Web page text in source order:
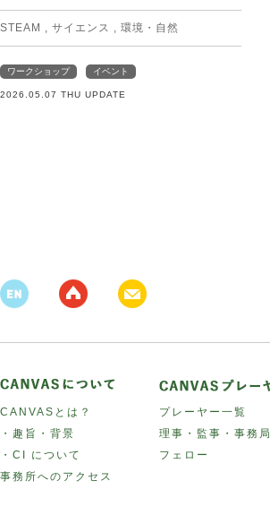
STEAM , サイエンス , 環境・自然
ワークショップ イベント
2026.05.07 THU UPDATE
CANVASとは？
・趣旨・背景
・CI について
事務所へのアクセス
プレーヤー一覧
理事・監事・事務局
フェロー